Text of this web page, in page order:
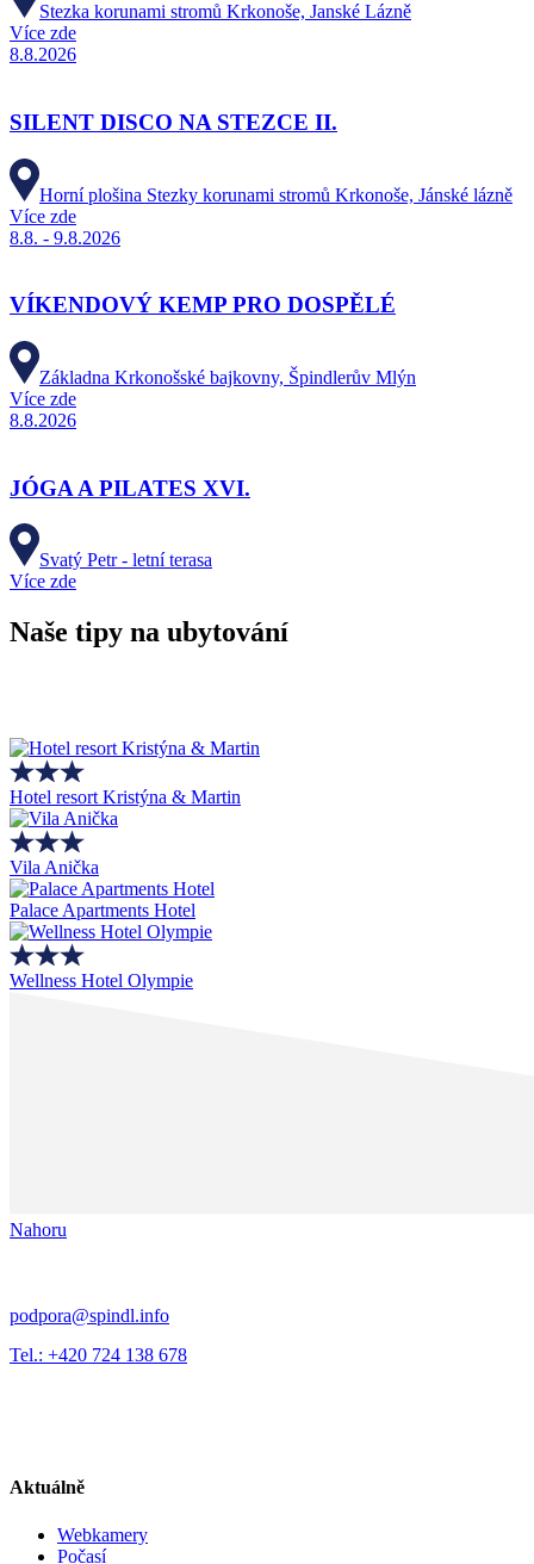
Stezka korunami stromů Krkonoše, Janské Lázně
Více zde
8.8.2026
SILENT DISCO NA STEZCE II.
Horní plošina Stezky korunami stromů Krkonoše, Jánské lázně
Více zde
8.8. - 9.8.2026
VÍKENDOVÝ KEMP PRO DOSPĚLÉ
Základna Krkonošské bajkovny, Špindlerův Mlýn
Více zde
8.8.2026
JÓGA A PILATES XVI.
Svatý Petr - letní terasa
Více zde
Naše tipy na ubytování
Hotel resort Kristýna & Martin
Vila Anička
Palace Apartments Hotel
Wellness Hotel Olympie
Nahoru
podpora@spindl.info
Tel.: +420 724 138 678
Aktuálně
Webkamery
Počasí